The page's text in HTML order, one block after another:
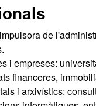
de
i empreses:
financeres,
i arxivístics: